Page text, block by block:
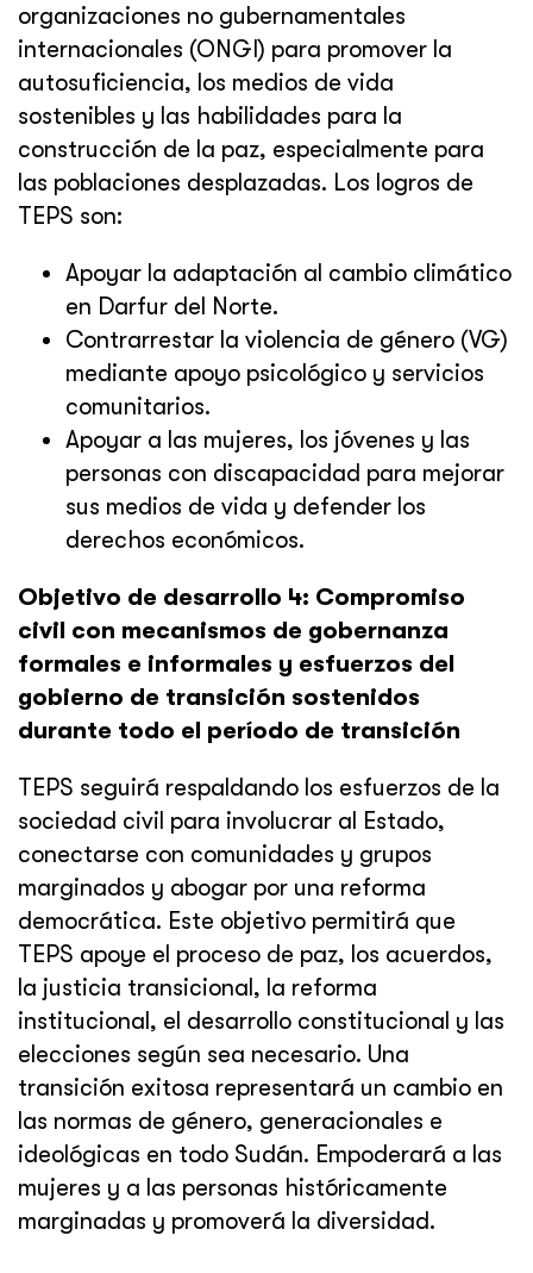
organizaciones no gubernamentales
internacionales (ONGI) para promover la
autosuficiencia, los medios de vida
sostenibles y las habilidades para la
construcción de la paz, especialmente para
las poblaciones desplazadas. Los logros de
TEPS son:
Apoyar la adaptación al cambio climático
en Darfur del Norte.
Contrarrestar la violencia de género (VG)
mediante apoyo psicológico y servicios
comunitarios.
Apoyar a las mujeres, los jóvenes y las
personas con discapacidad para mejorar
sus medios de vida y defender los
derechos económicos.
Objetivo de desarrollo 4: Compromiso
civil con mecanismos de gobernanza
formales e informales y esfuerzos del
gobierno de transición sostenidos
durante todo el período de transición
TEPS seguirá respaldando los esfuerzos de la
sociedad civil para involucrar al Estado,
conectarse con comunidades y grupos
marginados y abogar por una reforma
democrática. Este objetivo permitirá que
TEPS apoye el proceso de paz, los acuerdos,
la justicia transicional, la reforma
institucional, el desarrollo constitucional y las
elecciones según sea necesario. Una
transición exitosa representará un cambio en
las normas de género, generacionales e
ideológicas en todo Sudán. Empoderará a las
mujeres y a las personas históricamente
marginadas y promoverá la diversidad.